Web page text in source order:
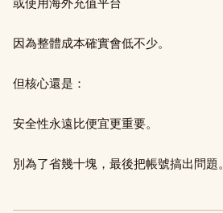
或使用海外充值平台
因為整體成本確實會低不少。
但核心還是：
安全性永遠比便宜更重要。
別為了省幾十塊，最後把帳號搞出問題。